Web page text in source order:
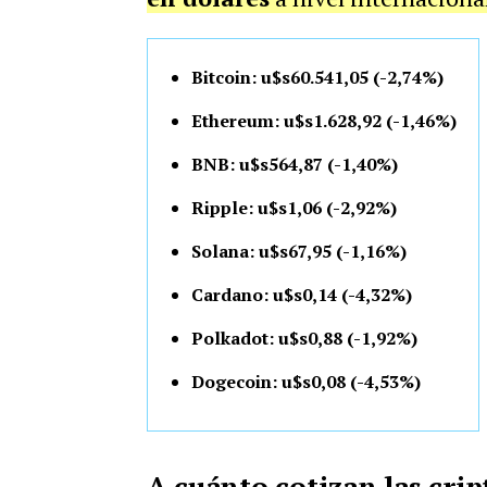
Bitcoin: u$s60.541,05 (-2,74%)
Ethereum: u$s1.628,92 (-1,46%)
BNB: u$s564,87 (-1,40%)
Ripple: u$s1,06 (-2,92%)
Solana: u$s67,95 (-1,16%)
Cardano: u$s0,14 (-4,32%)
Polkadot: u$s0,88 (-1,92%)
Dogecoin: u$s0,08 (-4,53%)